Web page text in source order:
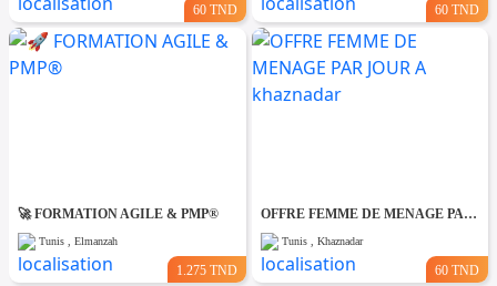
60 TND 60 TND
🚀 FORMATION AGILE & PMP®
Tunis , Elmanzah
1.275 TND
OFFRE FEMME DE MENAGE PAR JOUR A khaznadar
Tunis , Khaznadar
60 TND